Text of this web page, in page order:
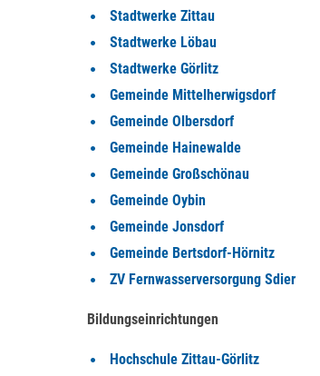
Stadtwerke Zittau
Stadtwerke Löbau
Stadtwerke Görlitz
Gemeinde Mittelherwigsdorf
Gemeinde Olbersdorf
Gemeinde Hainewalde
Gemeinde Großschönau
Gemeinde Oybin
Gemeinde Jonsdorf
Gemeinde Bertsdorf-Hörnitz
ZV Fernwasserversorgung Sdier
Bildungseinrichtungen
Hochschule Zittau-Görlitz